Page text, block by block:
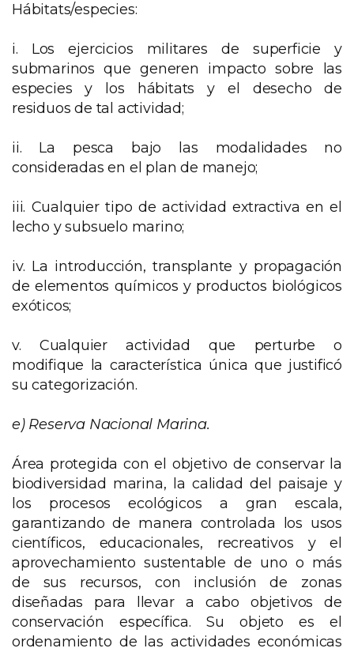
Hábitats/especies:
i. Los ejercicios militares de superficie y
submarinos que generen impacto sobre las
especies y los hábitats y el desecho de
residuos de tal actividad;
ii. La pesca bajo las modalidades no
consideradas en el plan de manejo;
iii. Cualquier tipo de actividad extractiva en el
lecho y subsuelo marino;
iv. La introducción, transplante y propagación
de elementos químicos y productos biológicos
exóticos;
v. Cualquier actividad que perturbe o
modifique la característica única que justificó
su categorización.
e) Reserva Nacional Marina.
Área protegida con el objetivo de conservar la
biodiversidad marina, la calidad del paisaje y
los procesos ecológicos a gran escala,
garantizando de manera controlada los usos
científicos, educacionales, recreativos y el
aprovechamiento sustentable de uno o más
de sus recursos, con inclusión de zonas
diseñadas para llevar a cabo objetivos de
conservación específica. Su objeto es el
ordenamiento de las actividades económicas